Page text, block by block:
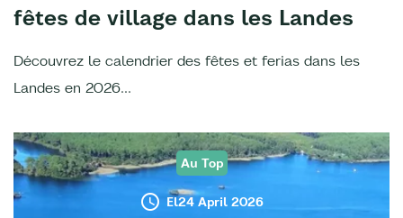
fêtes de village dans les Landes
Découvrez le calendrier des fêtes et ferias dans les
Landes en 2026...
Au Top
El24 April 2026